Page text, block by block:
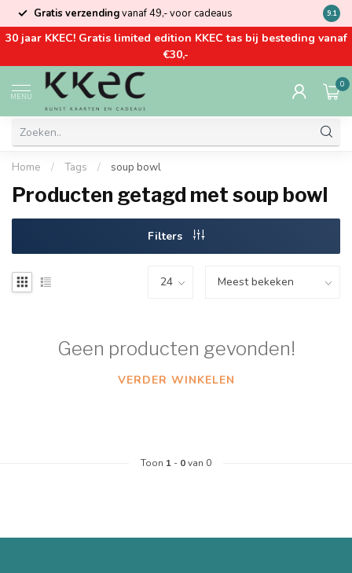
Gratis verzendingvanaf 49,- voor cadeaus Kom
9.1
30 jaar KKEC! Gratis limited edition KKEC tas bij besteding vanaf
€30,-
MENU
0
Home / Tags / soup bowl
Producten getagd met soup bowl
Filters
Geen producten gevonden!
VERDER WINKELEN
Toon 1 - 0van 0